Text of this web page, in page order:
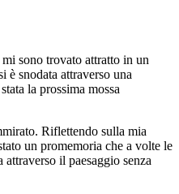
sono trovato attratto in un
è snodata attraverso una
la prossima mossa
Riflettendo sulla mia
un promemoria che a volte le
il paesaggio senza